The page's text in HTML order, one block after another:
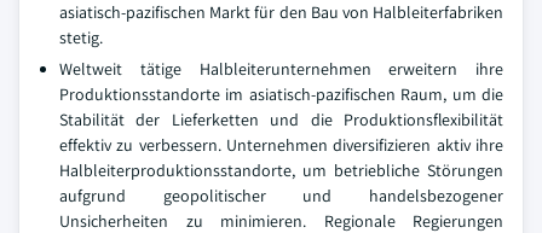
asiatisch-pazifischen Markt für den Bau von Halbleiterfabriken
stetig.
Weltweit tätige Halbleiterunternehmen erweitern ihre
Produktionsstandorte im asiatisch-pazifischen Raum, um die
Stabilität der Lieferketten und die Produktionsflexibilität
effektiv zu verbessern. Unternehmen diversifizieren aktiv ihre
Halbleiterproduktionsstandorte, um betriebliche Störungen
aufgrund geopolitischer und handelsbezogener
Unsicherheiten zu minimieren. Regionale Regierungen